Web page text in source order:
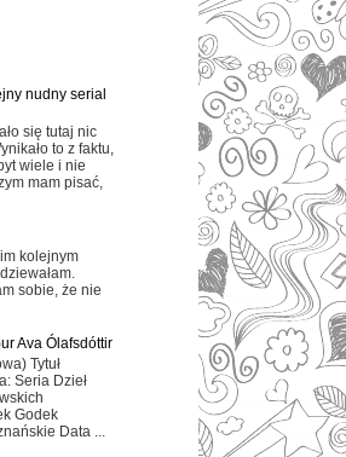
nudny serial
się tutaj nic
to z faktu,
wiele i nie
mam pisać,
kolejnym
sobie, że nie
Ava Ólafsdóttir
Tytuł
Seria Dzieł
Godek
Data ...